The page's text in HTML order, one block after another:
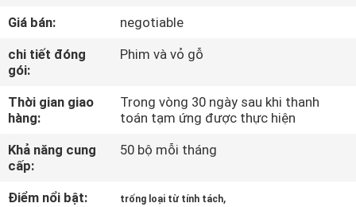
THAM
QUAN
NHÀ
MÁY
KIỂM
SOÁT
Giá bán:
negotiable
chi tiết đóng
gói:
Phim và vỏ gỗ
Thời gian giao
hàng:
Trong vòng 30 ngày sau khi thanh
toán tạm ứng được thực hiện
Khả năng cung
cấp:
50 bộ mỗi tháng
Điểm nổi bật: trống loại từ tính tách,